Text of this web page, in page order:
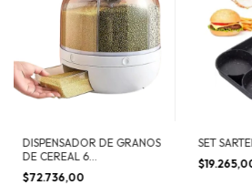
DISPENSADOR DE GRANOS
DE CEREAL 6
COMPARTIMENTOS
$72.736,00
SET